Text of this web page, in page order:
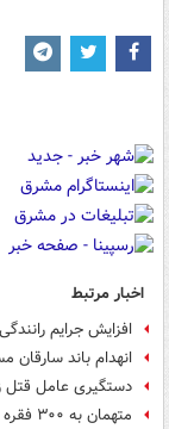
اخبار مرتبط
افزایش جرایم
انهدام باند سارقان
دستگیری عامل
متهمان به ۳۰۰ فقره سرقت در مشهد دستگیر شدند